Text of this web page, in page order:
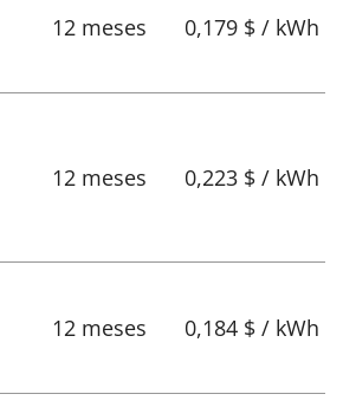
12 meses 0,179 $ / kWh
12 meses 0,223 $ / kWh
12 meses 0,184 $ / kWh